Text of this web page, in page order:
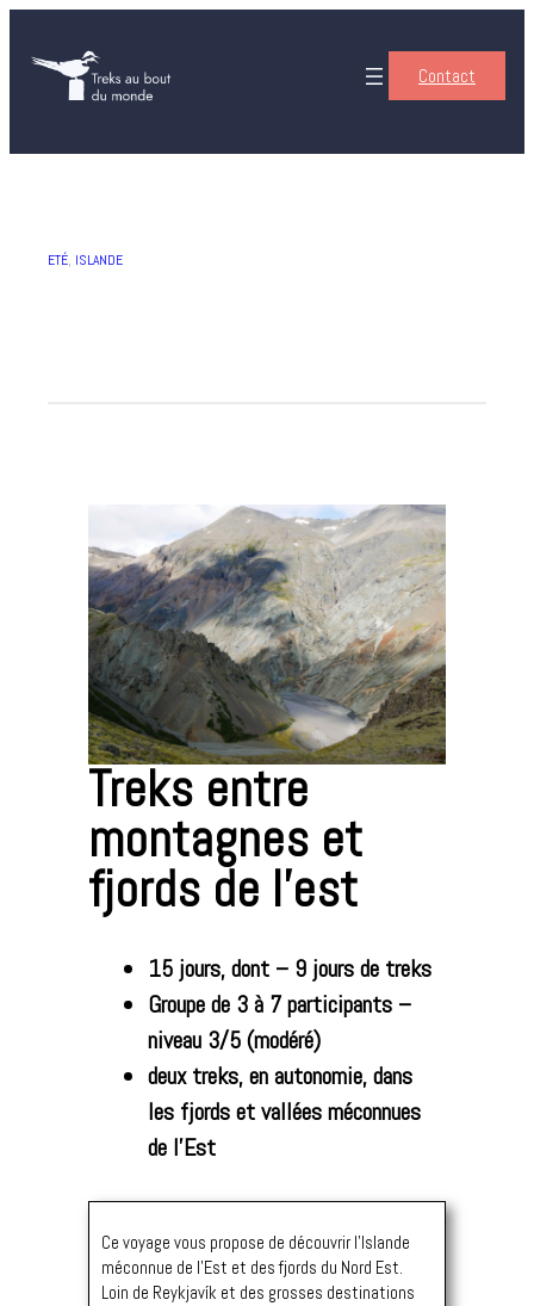
Contact
ETÉ, ISLANDE
Treks entre
montagnes et
fjords de l’est
15 jours, dont – 9 jours de treks
Groupe de 3 à 7 participants –
niveau 3/5 (modéré)
deux treks, en autonomie, dans
les fjords et vallées méconnues
de l’Est
Ce voyage vous propose de découvrir l’Islande
méconnue de l’Est et des fjords du Nord Est.
Loin de Reykjavík et des grosses destinations